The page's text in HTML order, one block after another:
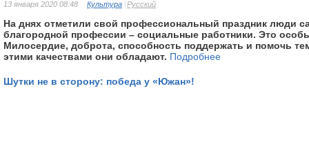
13 января 2020 08:48 Культура Русский
На днях отметили свой профессиональный праздник люди
благородной профессии – социальные работники. Это
Милосердие, доброта, способность поддержать и помочь
этими качествами они обладают. Подробнее
Шутки не в сторону: победа у «Южан»!